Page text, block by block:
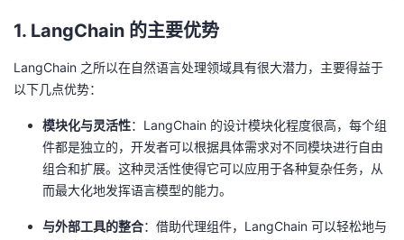
1. LangChain 的主要优势
LangChain 之所以在自然语言处理领域具有很大潜力，主要得益于
以下几点优势：
模块化与灵活性：LangChain 的设计模块化程度很高，每个组
件都是独立的，开发者可以根据具体需求对不同模块进行自由
组合和扩展。这种灵活性使得它可以应用于各种复杂任务，从
而最大化地发挥语言模型的能力。
与外部工具的整合：借助代理组件，LangChain 可以轻松地与